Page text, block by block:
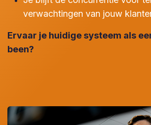
verwachtingen van jouw
Ervaar je huidige systeem als
been?